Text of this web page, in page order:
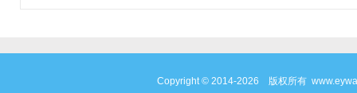
Copyright © 2014-2026 版权所有